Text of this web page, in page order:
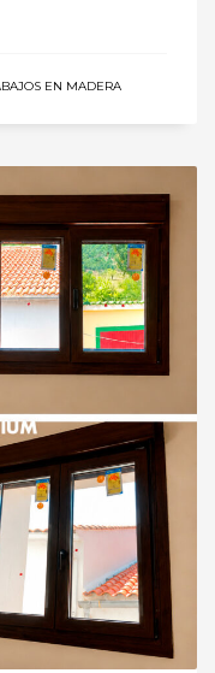
EN MADERA